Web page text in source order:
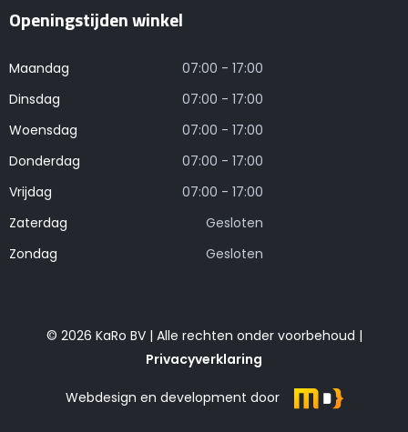
Openingstijden winkel
Maandag
07:00 - 17:00
Dinsdag
07:00 - 17:00
Woensdag
07:00 - 17:00
Donderdag
07:00 - 17:00
Vrijdag
07:00 - 17:00
Zaterdag
Gesloten
Zondag
Gesloten
© 2026 KaRo BV | Alle rechten onder voorbehoud |
Privacyverklaring
Webdesign en development door